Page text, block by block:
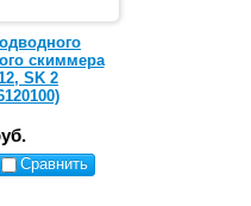
скиммера
SK 2
Сравнить